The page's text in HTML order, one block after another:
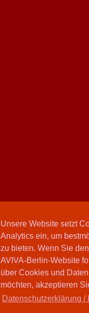
Unsere Website setzt
Analytics ein, um
zu bieten. Wenn Sie
AVIVA-Berlin-Website
über Cookies und
möchten, akzeptieren
Datenschutzerklärung /